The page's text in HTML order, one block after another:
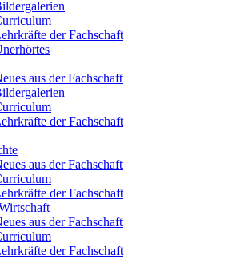
der Fachschaft
aus der Fachschaft
der Fachschaft
aus der Fachschaft
der Fachschaft
aus der Fachschaft
der Fachschaft